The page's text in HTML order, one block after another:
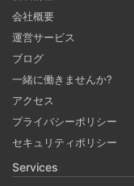
Coima + Rosetta
の Docker イメ
やめる)
2025-03-24
Docker Desktop を
ージのビルドをする
Rosetta2 を使って
方法です。Lima,
会社概要
運営サービス
ブログ
一緒に働きませんか?
アクセス
プライバシーポリシー
セキュリティポリシー
Services